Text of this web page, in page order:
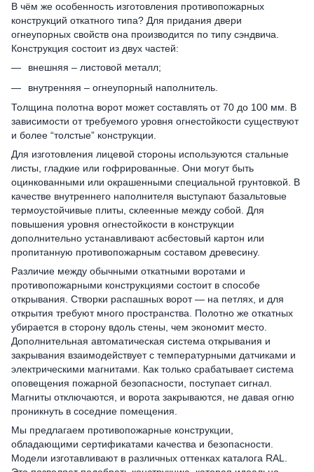
В чём же особенность изготовления противопожарных
конструкций откатного типа? Для придания двери
огнеупорных свойств она производится по типу сэндвича.
Конструкция состоит из двух частей:
внешняя – листовой металл;
внутренняя – огнеупорный наполнитель.
Толщина полотна ворот может составлять от 70 до 100 мм. В
зависимости от требуемого уровня огнестойкости существуют
и более “толстые” конструкции.
Для изготовления лицевой стороны используются стальные
листы, гладкие или гофрированные. Они могут быть
оцинкованными или окрашенными специальной грунтовкой. В
качестве внутреннего наполнителя выступают базальтовые
термоустойчивые плиты, склеенные между собой. Для
повышения уровня огнестойкости в конструкции
дополнительно устанавливают асбестовый картон или
пропитанную противопожарным составом древесину.
Различие между обычными откатными воротами и
противопожарными конструкциями состоит в способе
открывания. Створки распашных ворот — на петлях, и для
открытия требуют много пространства. Полотно же откатных
убирается в сторону вдоль стены, чем экономит место.
Дополнительная автоматическая система открывания и
закрывания взаимодействует с температурными датчиками и
электрическими магнитами. Как только срабатывает система
оповещения пожарной безопасности, поступает сигнал.
Магниты отключаются, и ворота закрываются, не давая огню
проникнуть в соседние помещения.
Мы предлагаем противопожарные конструкции,
обладающими сертификатами качества и безопасности.
Модели изготавливают в различных оттенках каталога RAL.